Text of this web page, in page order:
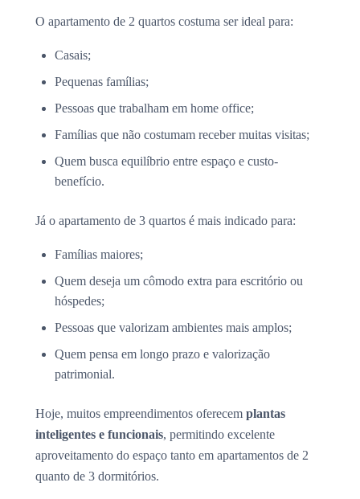
O apartamento de 2 quartos costuma ser ideal para:
Casais;
Pequenas famílias;
Pessoas que trabalham em home office;
Famílias que não costumam receber muitas visitas;
Quem busca equilíbrio entre espaço e custo-
benefício.
Já o apartamento de 3 quartos é mais indicado para:
Famílias maiores;
Quem deseja um cômodo extra para escritório ou
hóspedes;
Pessoas que valorizam ambientes mais amplos;
Quem pensa em longo prazo e valorização
patrimonial.
Hoje, muitos empreendimentos oferecem plantas
inteligentes e funcionais, permitindo excelente
aproveitamento do espaço tanto em apartamentos de 2
quanto de 3 dormitórios.